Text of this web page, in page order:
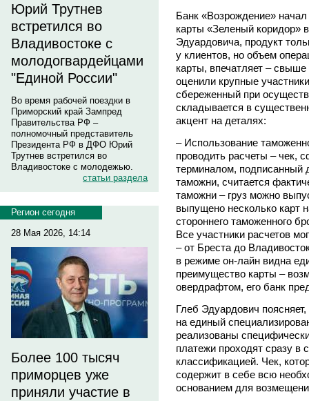
Юрий Трутнев
встретился во
Владивостоке с
молодогвардейцами
"Единой России"
Во время рабочей поездки в
Приморский край Зампред
Правительства РФ –
полномочный представитель
Президента РФ в ДФО Юрий
Трутнев встретился во
Владивостоке с молодежью.
статьи раздела
Регион сегодня
28 Мая 2026, 14:14
Более 100 тысяч
приморцев уже
приняли участие в
Банк «Возрождение»
карты «Зеленый коридор»
Эдуардовича, продукт
у клиентов, но объем
карты, впечатляет –
оценили крупные
сбереженный при
складывается в
акцент на деталях:
– Использование
проводить расчеты – чек,
терминалом, подписанный
таможни, считается
таможни – груз можно
выпущено несколько карт
стороннего таможенного
Все участники расчетов
– от Бреста до
в режиме он-лайн видна
преимущество карты –
овердрафтом, его банк
Глеб Эдуардович
на единый
реализованы
платежи проходят сразу в
классификацией. Чек,
содержит в себе всю
основанием для